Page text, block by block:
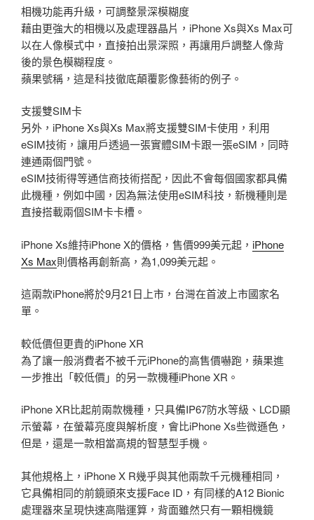
相機功能再升級，可調整景深模糊度
藉由更強大的相機以及處理器晶片，iPhone Xs與Xs Max可
以在人像模式中，直接拍出景深照，再讓用戶調整人像背
後的景色模糊程度。
蘋果號稱，這是科技徹底顛覆影像藝術的例子。
支援雙SIM卡
另外，iPhone Xs與Xs Max將支援雙SIM卡使用，利用
eSIM技術，讓用戶透過一張實體SIM卡跟一張eSIM，同時
連通兩個門號。
eSIM技術得等通信商技術搭配，因此不會每個國家都具備
此機種，例如中國，因為無法使用eSIM科技，新機種則是
直接搭載兩個SIM卡卡槽。
iPhone Xs維持iPhone X的價格，售價999美元起， iPhone
Xs Max則價格再創新高，為1,099美元起。
這兩款iPhone將於9月21日上市，台灣在首波上市國家名
單。
較低價但更貴的iPhone XR
為了讓一般消費者不被千元iPhone的高售價嚇跑，蘋果進
一步推出「較低價」的另一款機種iPhone XR。
iPhone XR比起前兩款機種，只具備IP67防水等級、LCD顯
示螢幕，在螢幕亮度與解析度，會比iPhone Xs些微遜色，
但是，還是一款相當高規的智慧型手機。
其他規格上，iPhone X R幾乎與其他兩款千元機種相同，
它具備相同的前鏡頭來支援Face ID，有同樣的A12 Bionic
處理器來呈現快速高階運算，背面雖然只有一顆相機鏡